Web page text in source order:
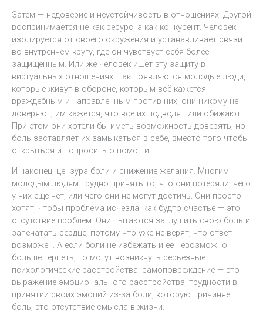
Затем — недоверие и неустойчивость в отношениях. Другой
воспринимается не как ресурс, а как конкурент. Человек
изолируется от своего окружения и устанавливает связи
во внутреннем кругу, где он чувствует себя более
защищённым. Или же человек ищет эту защиту в
виртуальных отношениях. Так появляются молодые люди,
которые живут в обороне, которым всё кажется
враждебным и направленным против них; они никому не
доверяют; им кажется, что все их подводят или обижают.
При этом они хотели бы иметь возможность доверять, но
боль заставляет их замыкаться в себе, вместо того чтобы
открыться и попросить о помощи.
И наконец, цензура боли и снижение желания. Многим
молодым людям трудно принять то, что они потеряли, чего
у них ещё нет, или чего они не могут достичь. Они просто
хотят, чтобы проблема исчезла, как будто счастье — это
отсутствие проблем. Они пытаются заглушить свою боль и
запечатать сердце, потому что уже не верят, что ответ
возможен. А если боли не избежать и её невозможно
больше терпеть, то могут возникнуть серьёзные
психологические расстройства: самоповреждение — это
выражение эмоционального расстройства, трудности в
принятии своих эмоций из-за боли, которую причиняет
боль, это отсутствие смысла в жизни.